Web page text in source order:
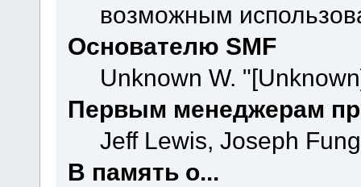
возможным
Основателю SMF
Unknown W.
Первым менеджерам
Jeff Lewis, Joseph
В память о...